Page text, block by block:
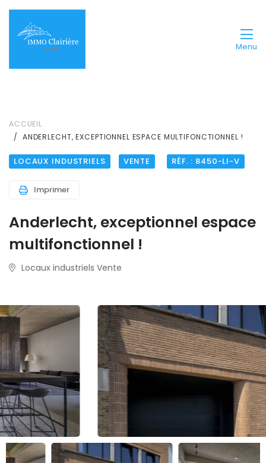
Menu
ACCUEIL
ANDERLECHT, EXCEPTIONNEL ESPACE MULTIFONCTIONNEL !
LOCAUX INDUSTRIELS VENTE RÉF. : 8450-LI-V
Imprimer
Anderlecht, exceptionnel espace
multifonctionnel !
Locaux industriels Vente